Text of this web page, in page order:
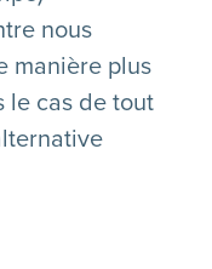
nous
manière plus
le cas de tout